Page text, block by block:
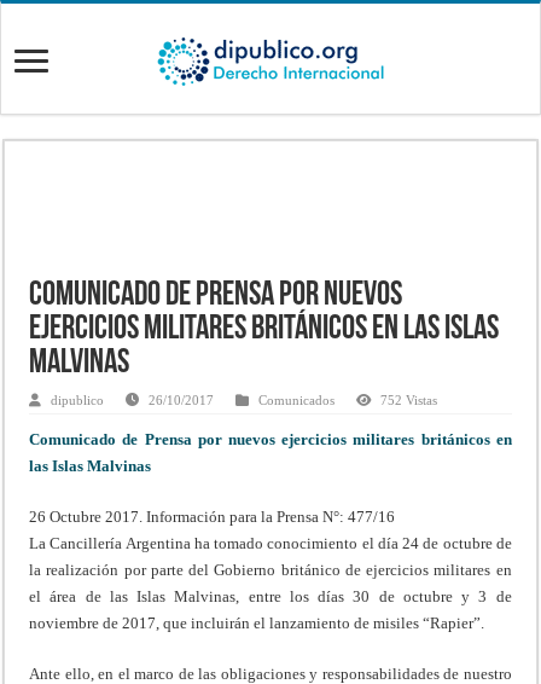
Comunicado de Prensa por nuevos
ejercicios militares británicos en las Islas
Malvinas
dipublico 26/10/2017 Comunicados 752 Vistas
Comunicado de Prensa por nuevos ejercicios militares británicos en
las Islas Malvinas
26 Octubre 2017.Información para la Prensa N°: 477/16
La Cancillería Argentina ha tomado conocimiento el día 24 de octubre de
la realización por parte del Gobierno británico de ejercicios militares en
el área de las Islas Malvinas, entre los días 30 de octubre y 3 de
noviembre de 2017, que incluirán el lanzamiento de misiles “Rapier”.
Ante ello, en el marco de las obligaciones y responsabilidades de nuestro